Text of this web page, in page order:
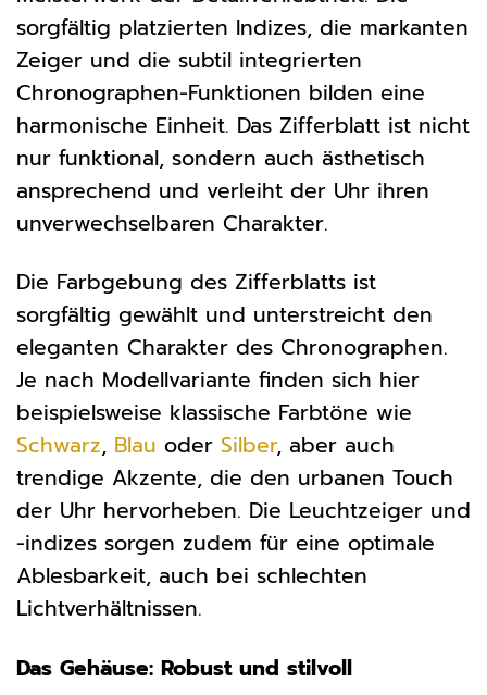
sorgfältig platzierten Indizes, die markanten
Zeiger und die subtil integrierten
Chronographen-Funktionen bilden eine
harmonische Einheit. Das Zifferblatt ist nicht
nur funktional, sondern auch ästhetisch
ansprechend und verleiht der Uhr ihren
unverwechselbaren Charakter.
Die Farbgebung des Zifferblatts ist
sorgfältig gewählt und unterstreicht den
eleganten Charakter des Chronographen.
Je nach Modellvariante finden sich hier
beispielsweise klassische Farbtöne wie
Schwarz, Blau oder Silber, aber auch
trendige Akzente, die den urbanen Touch
der Uhr hervorheben. Die Leuchtzeiger und
-indizes sorgen zudem für eine optimale
Ablesbarkeit, auch bei schlechten
Lichtverhältnissen.
Das Gehäuse: Robust und stilvoll